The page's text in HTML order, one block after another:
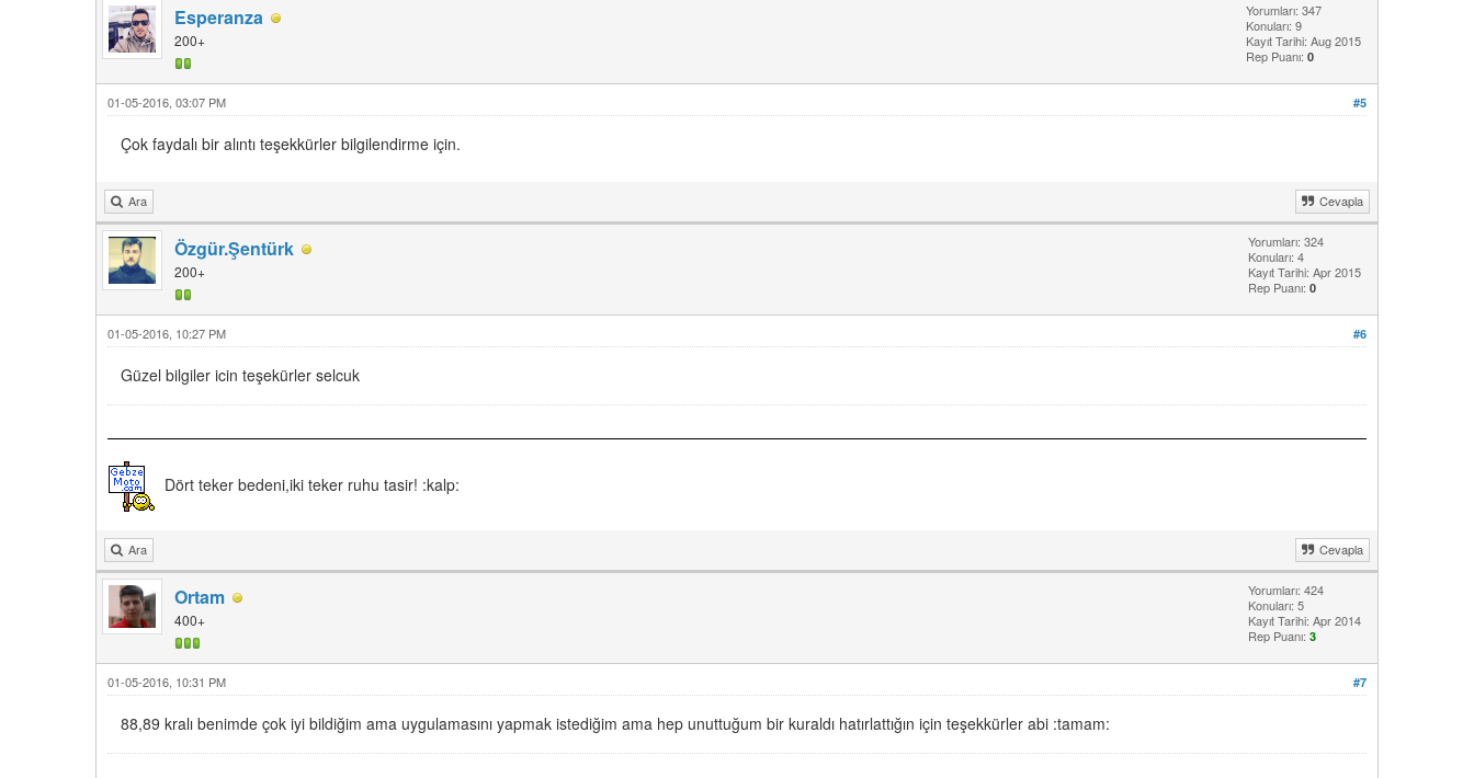
Esperanza
200+
Yorumları: 347
Konuları: 9
Kayıt Tarihi: Aug 2015
Rep Puanı: 0
#5
01-05-2016, 03:07 PM
Çok faydalı bir alıntı teşekkürler bilgilendirme için.
Ara Cevapla
Özgür.Şentürk
200+
Yorumları: 324
Konuları: 4
Kayıt Tarihi: Apr 2015
Rep Puanı: 0
#6
01-05-2016, 10:27 PM
Güzel bilgiler icin teşekürler selcuk
Dört teker bedeni,iki teker ruhu tasir! :kalp:
Ara Cevapla
Ortam
400+
Yorumları: 424
Konuları: 5
Kayıt Tarihi: Apr 2014
Rep Puanı: 3
#7
01-05-2016, 10:31 PM
88,89 kralı benimde çok iyi bildiğim ama uygulamasını yapmak istediğim ama hep unuttuğum bir kuraldı hatırlattığın için teşekkürler abi :tamam: